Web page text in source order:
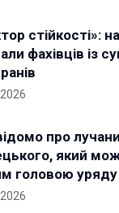
стійкості»:
фахівців із
про
який
головою уряду